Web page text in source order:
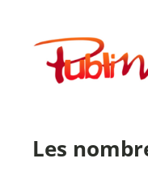
contenuPublimath
Les